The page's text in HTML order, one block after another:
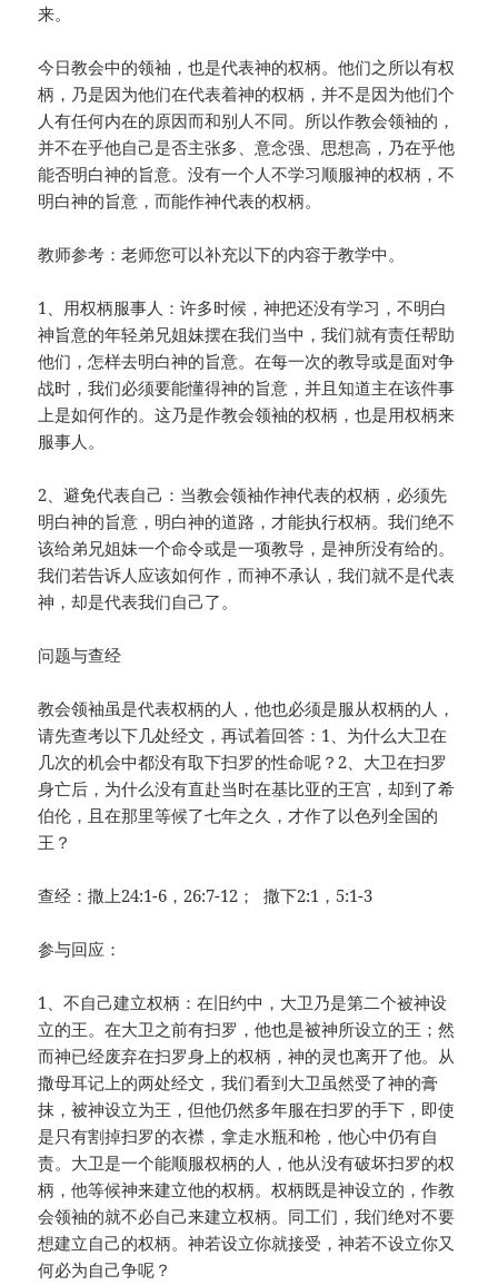
来。
今日教会中的领袖，也是代表神的权柄。他们之所以有权
柄，乃是因为他们在代表着神的权柄，并不是因为他们个
人有任何内在的原因而和别人不同。所以作教会领袖的，
并不在乎他自己是否主张多、意念强、思想高，乃在乎他
能否明白神的旨意。没有一个人不学习顺服神的权柄，不
明白神的旨意，而能作神代表的权柄。
教师参考：老师您可以补充以下的内容于教学中。
1、用权柄服事人：许多时候，神把还没有学习，不明白
神旨意的年轻弟兄姐妹摆在我们当中，我们就有责任帮助
他们，怎样去明白神的旨意。在每一次的教导或是面对争
战时，我们必须要能懂得神的旨意，并且知道主在该件事
上是如何作的。这乃是作教会领袖的权柄，也是用权柄来
服事人。
2、避免代表自己：当教会领袖作神代表的权柄，必须先
明白神的旨意，明白神的道路，才能执行权柄。我们绝不
该给弟兄姐妹一个命令或是一项教导，是神所没有给的。
我们若告诉人应该如何作，而神不承认，我们就不是代表
神，却是代表我们自己了。
问题与查经
教会领袖虽是代表权柄的人，他也必须是服从权柄的人，
请先查考以下几处经文，再试着回答：1、为什么大卫在
几次的机会中都没有取下扫罗的性命呢？2、大卫在扫罗
身亡后，为什么没有直赴当时在基比亚的王宫，却到了希
伯伦，且在那里等候了七年之久，才作了以色列全国的
王？
查经：撒上24:1-6，26:7-12； 撒下2:1，5:1-3
参与回应：
1、不自己建立权柄：在旧约中，大卫乃是第二个被神设
立的王。在大卫之前有扫罗，他也是被神所设立的王；然
而神已经废弃在扫罗身上的权柄，神的灵也离开了他。从
撒母耳记上的两处经文，我们看到大卫虽然受了神的膏
抹，被神设立为王，但他仍然多年服在扫罗的手下，即使
是只有割掉扫罗的衣襟，拿走水瓶和枪，他心中仍有自
责。大卫是一个能顺服权柄的人，他从没有破坏扫罗的权
柄，他等候神来建立他的权柄。权柄既是神设立的，作教
会领袖的就不必自己来建立权柄。同工们，我们绝对不要
想建立自己的权柄。神若设立你就接受，神若不设立你又
何必为自己争呢？